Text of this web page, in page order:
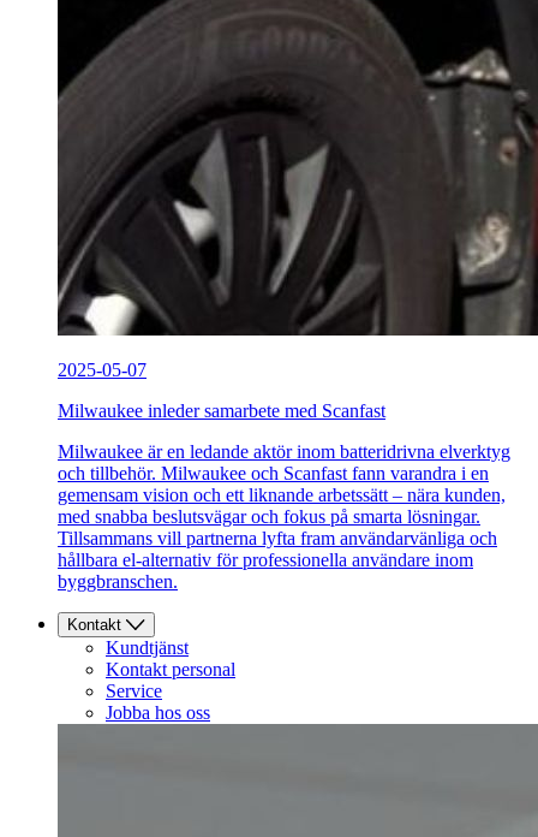
2025-05-07
Milwaukee inleder samarbete med Scanfast
Milwaukee är en ledande aktör inom batteridrivna elverktyg
och tillbehör. Milwaukee och Scanfast fann varandra i en
gemensam vision och ett liknande arbetssätt – nära kunden,
med snabba beslutsvägar och fokus på smarta lösningar.
Tillsammans vill partnerna lyfta fram användarvänliga och
hållbara el-alternativ för professionella användare inom
byggbranschen.
Kontakt
Kundtjänst
Kontakt personal
Service
Jobba hos oss